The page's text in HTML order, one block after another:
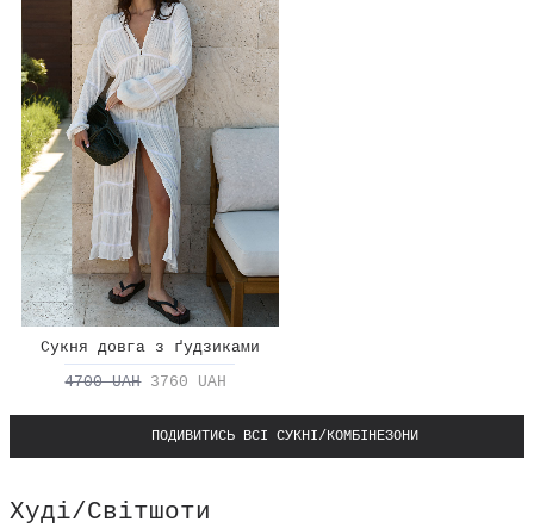
Сукня довга з ґудзиками
4700 UAH 3760 UAH
ПОДИВИТИСЬ ВСІ СУКНІ/КОМБІНЕЗОНИ
Худі/Світшоти